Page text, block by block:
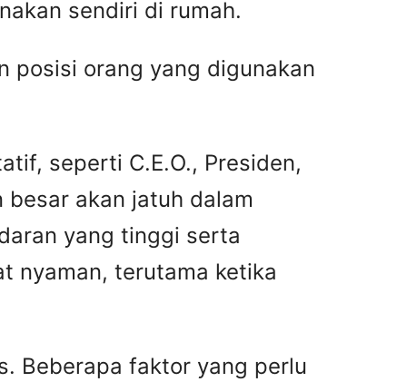
sendiri di rumah.
posisi orang yang digunakan
seperti C.E.O., Presiden,
akan jatuh dalam
yang tinggi serta
nyaman, terutama ketika
Beberapa faktor yang perlu